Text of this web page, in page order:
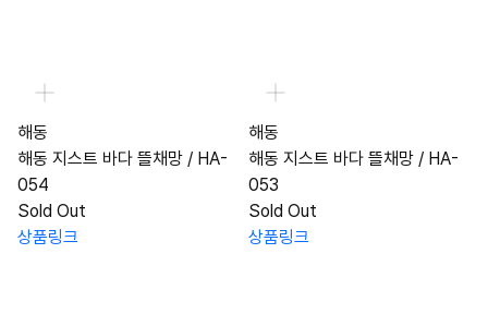
해동
해동 지스트 바다 뜰채망 / HA-
054
Sold Out
상품링크
해동
해동 지스트 바다 뜰채망 / HA-
053
Sold Out
상품링크